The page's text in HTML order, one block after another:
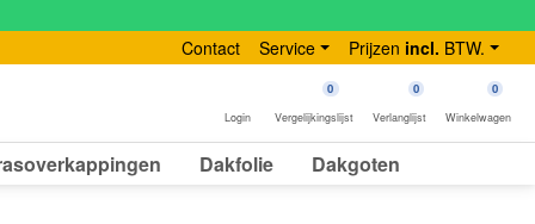
Contact Service Prijzen incl. BTW.
Login
0
Vergelijkingslijst
0
Verlanglijst
0
Winkelwagen
Dakfolie Dakgoten